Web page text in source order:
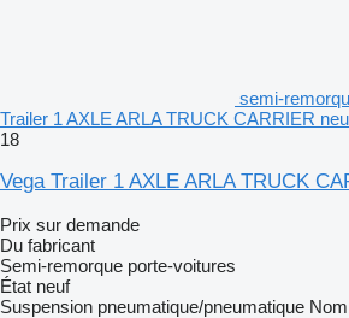
semi-
Trailer 1 AXLE ARLA TRUCK CARRIER
18
Vega Trailer 1 AXLE ARLA TRUCK
Prix sur demande
Du fabricant
Semi-remorque porte-voitures
État neuf
Suspension pneumatique/pneumatique